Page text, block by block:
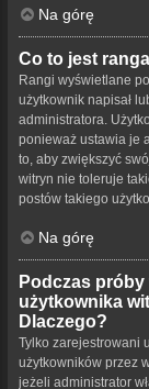
Na górę
Co to jest
Rangi wyświetlane
użytkownik napisał
administratora.
ponieważ ustawia je
to, aby zwiększyć
witryn nie toleruje
postów takiego
Na górę
Podczas próby
użytkownika
Dlaczego?
Tylko zarejestrowani
użytkowników przez
jeżeli administrator